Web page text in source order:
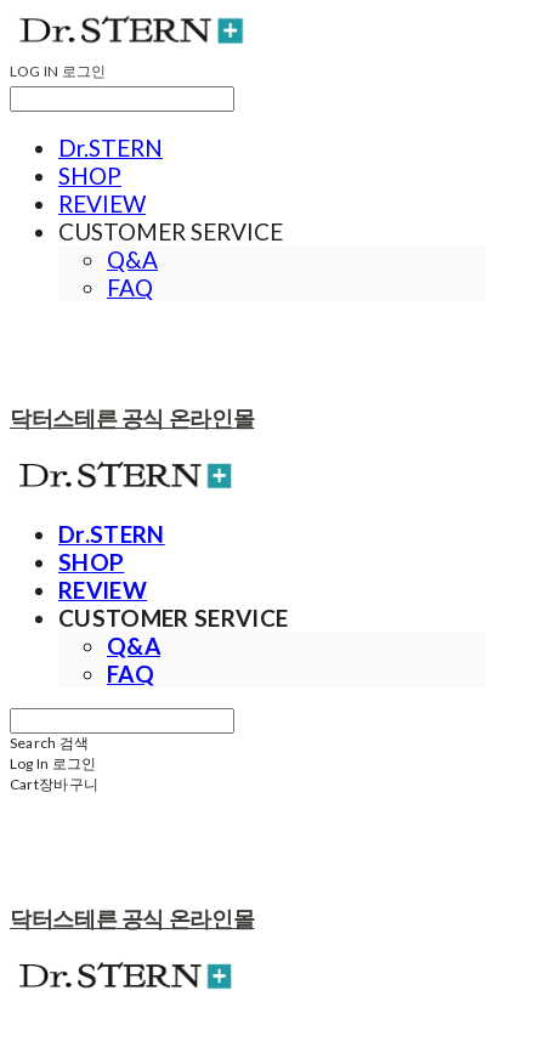
LOG IN 로그인
Dr.STERN
SHOP
REVIEW
CUSTOMER SERVICE
Q&A
FAQ
닥터스테른 공식 온라인몰
Dr.STERN
SHOP
REVIEW
CUSTOMER SERVICE
Q&A
FAQ
Search 검색
Log In 로그인
Cart장바구니
닥터스테른 공식 온라인몰